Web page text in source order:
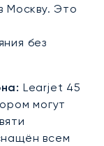
Москву. Это
без
Learjet 45
могут
всем